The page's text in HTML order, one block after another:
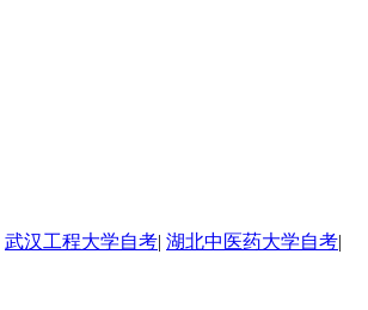
武汉工程大学自考| 湖北中医药大学自考|